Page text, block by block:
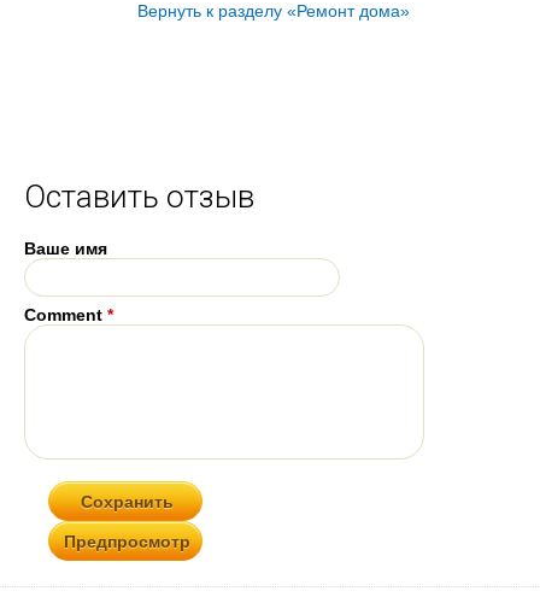
Вернуть к разделу «Ремонт дома»
Оставить отзыв
Ваше имя
Comment *